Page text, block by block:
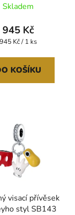
Skladem
945 Kč
Měrná
945 Kč / 1 ks
KOŠÍKU
visací přívěsek
styl SB143